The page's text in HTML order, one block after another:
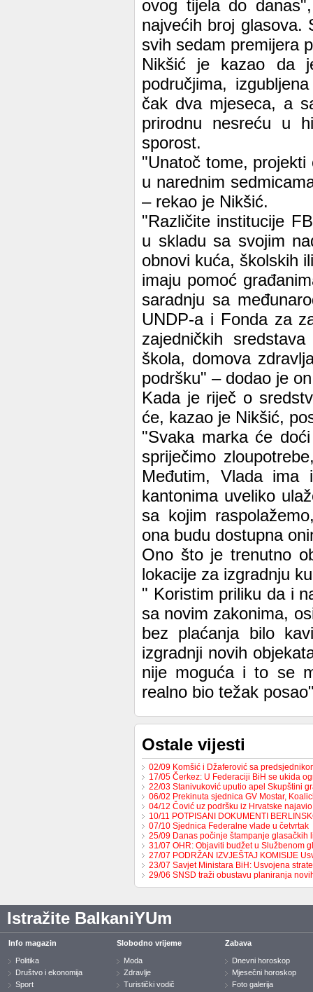
ovog tijela do
najvećih broj glasova.
svih sedam premijera
Nikšić je kazao da
područjima,
čak dva mjeseca, a
prirodnu nesreću u
sporost.
"Unatoč tome,
u narednim
– rekao je Nikšić.
"Različite institucije
u skladu sa svojim
obnovi kuća, školskih
imaju pomoć
saradnju sa
UNDP-a i Fonda za
zajedničkih
škola, domova
podršku" – dodao je
Kada je riječ o
će, kazao je Nikšić,
"Svaka marka će
spriječimo
Međutim, Vlada
kantonima uveliko
sa kojim
ona budu dostupna
Ono što je trenutno
lokacije za izgradnju
" Koristim priliku da i
sa novim zakonima,
bez plaćanja bilo
izgradnji novih
nije moguća i to se
realno bio težak
Ostale vijesti
02/09 Komšić i Džaferović sa
17/05 Čerkez: U Federaciji BiH se ukida
22/03 Stanivuković uputio apel Skupštini
06/02 Prekinuta sjednica GV Mostar,
04/12 Čović uz podršku iz Hrvatske
10/11 POTPISANI DOKUMENTI
07/10 Sjednica Federalne vlade u četvrtak
25/09 Danas počinje štampanje glasačkih
31/07 OHR: Objaviti budžet u Službenom
27/07 PODRŽAN IZVJEŠTAJ KOMISIJE
23/07 Savjet Ministara BiH: Usvojena
29/06 SNSD traži obustavu planiranja
Istražite BalkaniYUm
Info magazin
Politika
Društvo i ekonomija
Sport
Slobodno vrijeme
Moda
Zdravlje
Turistički vodič
Zabava
Dnevni horoskop
Mjesečni horoskop
Foto galerija